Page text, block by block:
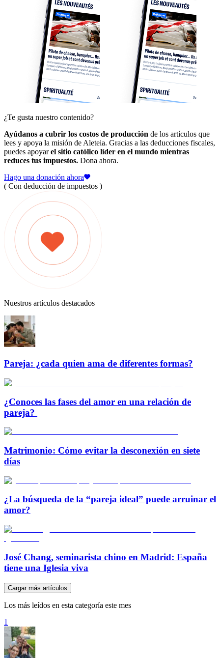
¿Te gusta nuestro contenido?
Ayúdanos a cubrir los costos de producción de los artículos que
lees y apoya la misión de Aleteia. Gracias a las deducciones fiscales,
puedes apoyarel sitio católico líder en el mundo mientras
reduces tus impuestos. Dona ahora.
Hago una donación ahora
( Con deducción de impuestos )
Nuestros artículos destacados
Pareja: ¿cada quien ama de diferentes formas?
¿Conoces las fases del amor en una relación de
pareja?
Matrimonio: Cómo evitar la desconexión en siete
días
¿La búsqueda de la “pareja ideal” puede arruinar el
amor?
José Chang, seminarista chino en Madrid: España
tiene una Iglesia viva
Cargar más artículos
Los más leídos en esta categoría este mes
1